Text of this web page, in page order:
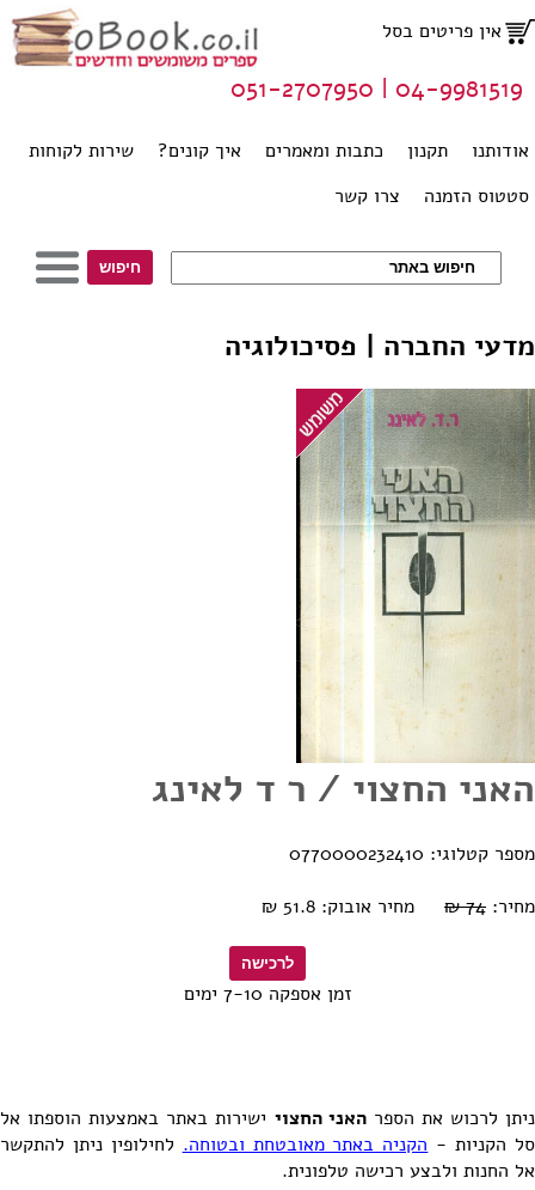
אין פריטים בסל
אודותנו תקנון כתבות ומאמרים איך קונים?
שירות לקוחות
סטטוס הזמנה
צרו קשר
04-9981519 | 051-2707950
מדעי החברה | פסיכולוגיה
האני החצוי / ר ד לאינג
מספר קטלוגי: 0770000232410
מחיר: 74 ₪ מחיר אובוק: 51.8 ₪
זמן אספקה 7-10 ימים
ניתן לרכוש את הספרהאני החצוי ישירות באתר באמצעות הוספתו אל
סל הקניות - הקניה באתר מאובטחת ובטוחה. לחילופין ניתן להתקשר
אל החנות ולבצע רכישה טלפונית.